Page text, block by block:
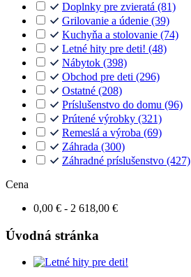
Doplnky pre zvieratá (81)
Grilovanie a údenie (39)
Kuchyňa a stolovanie (74)
Letné hity pre deti! (48)
Nábytok (398)
Obchod pre deti (296)
Ostatné (208)
Príslušenstvo do domu (96)
Prútené výrobky (321)
Remeslá a výroba (69)
Záhrada (300)
Záhradné príslušenstvo (427)
Cena
0,00 € - 2 618,00 €
Úvodná stránka